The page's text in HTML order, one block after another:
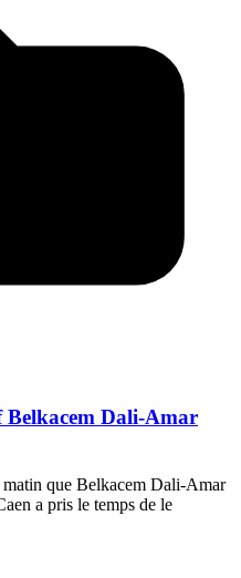
Belkacem Dali-Amar
que Belkacem Dali-Amar
a pris le temps de le